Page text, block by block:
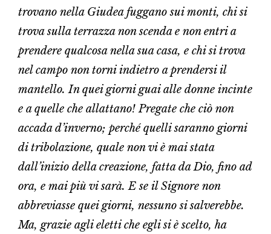
trovano nella Giudea fuggano sui monti, chi si
trova sulla terrazza non scenda e non entri a
prendere qualcosa nella sua casa, e chi si trova
nel campo non torni indietro a prendersi il
mantello. In quei giorni guai alle donne incinte
e a quelle che allattano! Pregate che ciò non
accada d’inverno; perché quelli saranno giorni
di tribolazione, quale non vi è mai stata
dall’inizio della creazione, fatta da Dio, fino ad
ora, e mai più vi sarà. E se il Signore non
abbreviasse quei giorni, nessuno si salverebbe.
Ma, grazie agli eletti che egli si è scelto, ha